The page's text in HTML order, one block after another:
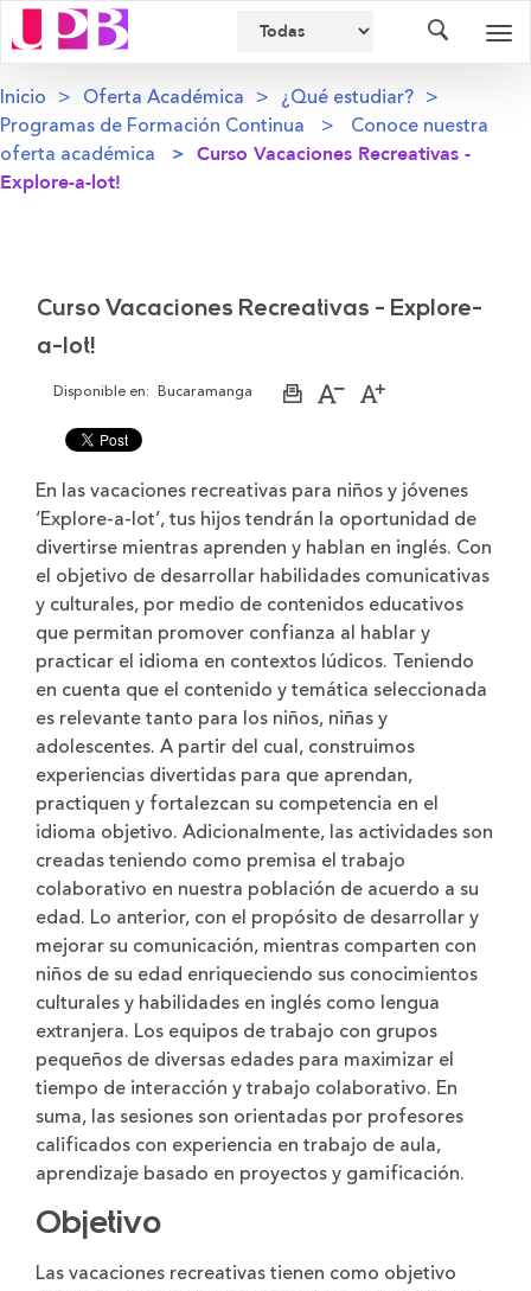
Inicio Oferta Académica
¿Qué estudiar?
Programas de Formación Continua
Conoce nuestra
oferta académica
Curso Vacaciones Recreativas -
Explore-a-lot!
Curso Vacaciones Recreativas - Explore-
a-lot!
Disponible en: Bucaramanga
ImprimirAumentar
letra
Disminuir
letra
En las vacaciones recreativas para niños y jóvenes
‘Explore-a-lot’, tus hijos tendrán la oportunidad de
divertirse mientras aprenden y hablan en inglés. Con
el objetivo de desarrollar habilidades comunicativas
y culturales, por medio de contenidos educativos
que permitan promover confianza al hablar y
practicar el idioma en contextos lúdicos. Teniendo
en cuenta que el contenido y temática seleccionada
es relevante tanto para los niños, niñas y
adolescentes. A partir del cual, construimos
experiencias divertidas para que aprendan,
practiquen y fortalezcan su competencia en el
idioma objetivo. Adicionalmente, las actividades son
creadas teniendo como premisa el trabajo
colaborativo en nuestra población de acuerdo a su
edad. Lo anterior, con el propósito de desarrollar y
mejorar su comunicación, mientras comparten con
niños de su edad enriqueciendo sus conocimientos
culturales y habilidades en inglés como lengua
extranjera. Los equipos de trabajo con grupos
pequeños de diversas edades para maximizar el
tiempo de interacción y trabajo colaborativo. En
suma, las sesiones son orientadas por profesores
calificados con experiencia en trabajo de aula,
aprendizaje basado en proyectos y gamificación.
Objetivo
Las vacaciones recreativas tienen como objetivo